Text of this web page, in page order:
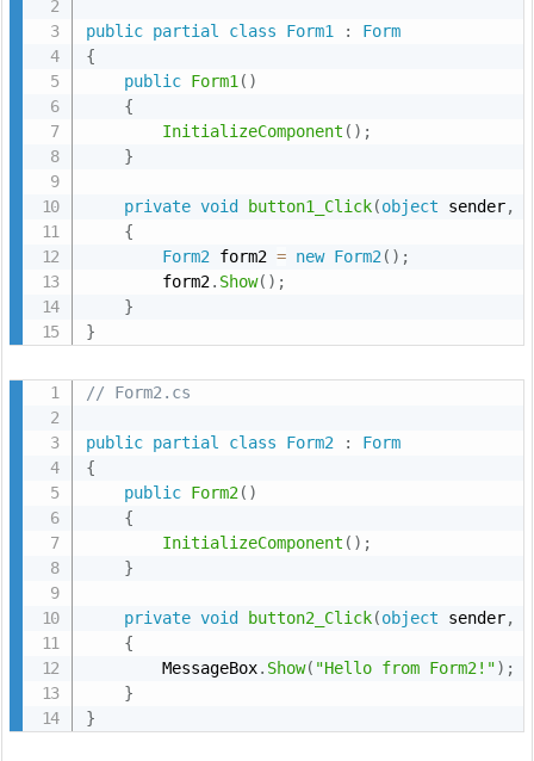
public partial class Form1 :
Form
{
public Form1( )
{
InitializeComponent ( ) ;
}
private void button1_Click(object sender,
{
Form2 form2 = new Form2( ) ;
        form2
. Show( ) ;
}
}
// Form2.cs
public partial class Form2 :
Form
{
public Form2( )
{
InitializeComponent ( ) ;
}
private void button2_Click(object sender,
{
        MessageBox
. Show( "Hello from Form2!") ;
}
}